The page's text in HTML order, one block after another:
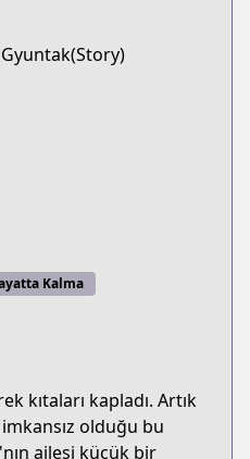
Kalma
kıtaları kapladı. Artık
olduğu bu
ailesi küçük bir